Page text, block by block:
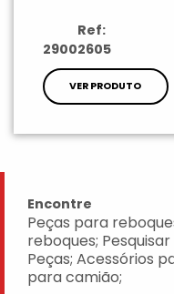
Ref:
29002605
VER PRODUTO
Encontre
Peças para
reboques;
Peças; Acessórios
para camião;